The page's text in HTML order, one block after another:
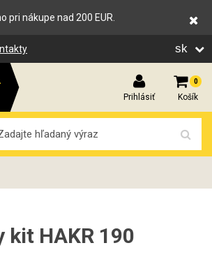
pri nákupe nad 200 EUR.
sk
Prihlásiť
0
Košík
kit HAKR 190